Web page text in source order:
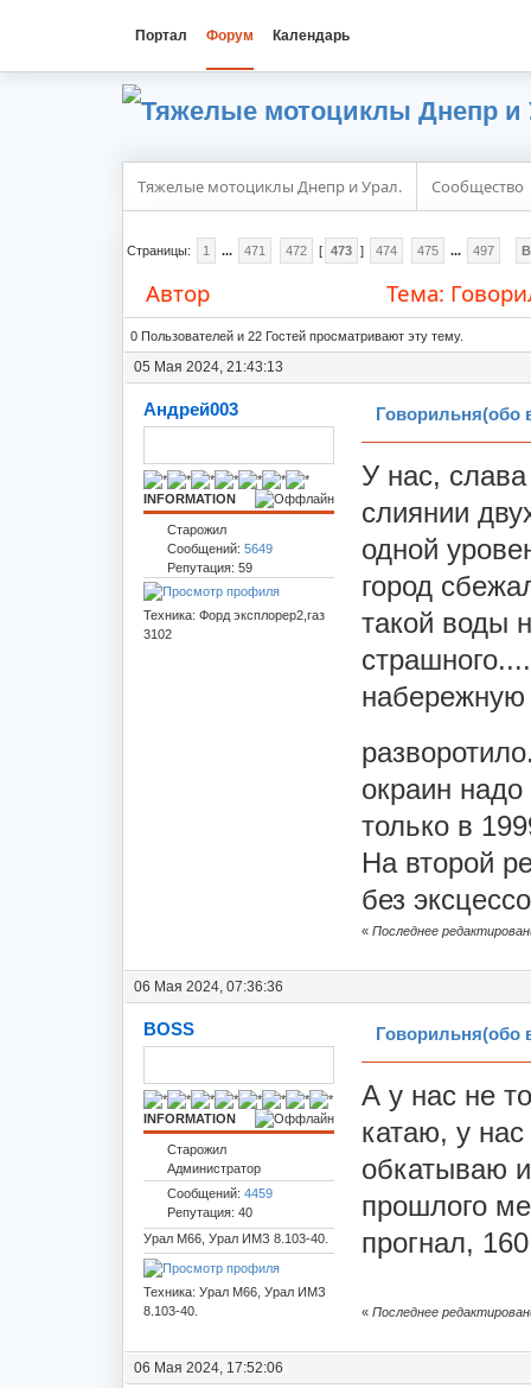
Портал Форум Календарь
Тяжелые мотоциклы Днепр и Урал. Сообщество
Страницы: 1 ... 471 472 [ 473 ] 474 475 ... 497
Автор
Тема:
1426065 раз)
0 Пользователей и 22 Гостей просматривают эту тему.
05 Мая 2024, 21:43:13
Андрей003
INFORMATION
Старожил
Сообщений: 5649
Репутация: 59
Техника: Форд эксплорер2,газ
3102
Говорильня(обо
У нас,
слиянии
одной
город
такой воды
окраин
только в
На второй
без
« Последнее
06 Мая 2024, 07:36:36
BOSS
INFORMATION
Старожил
Администратор
Сообщений: 4459
Репутация: 40
Урал М66, Урал ИМЗ 8.103-40.
Техника: Урал М66, Урал ИМЗ
8.103-40.
Говорильня(обо
А у нас не
катаю, у
обкатываю
прошлого
прогнал,
« Последнее
06 Мая 2024, 17:52:06